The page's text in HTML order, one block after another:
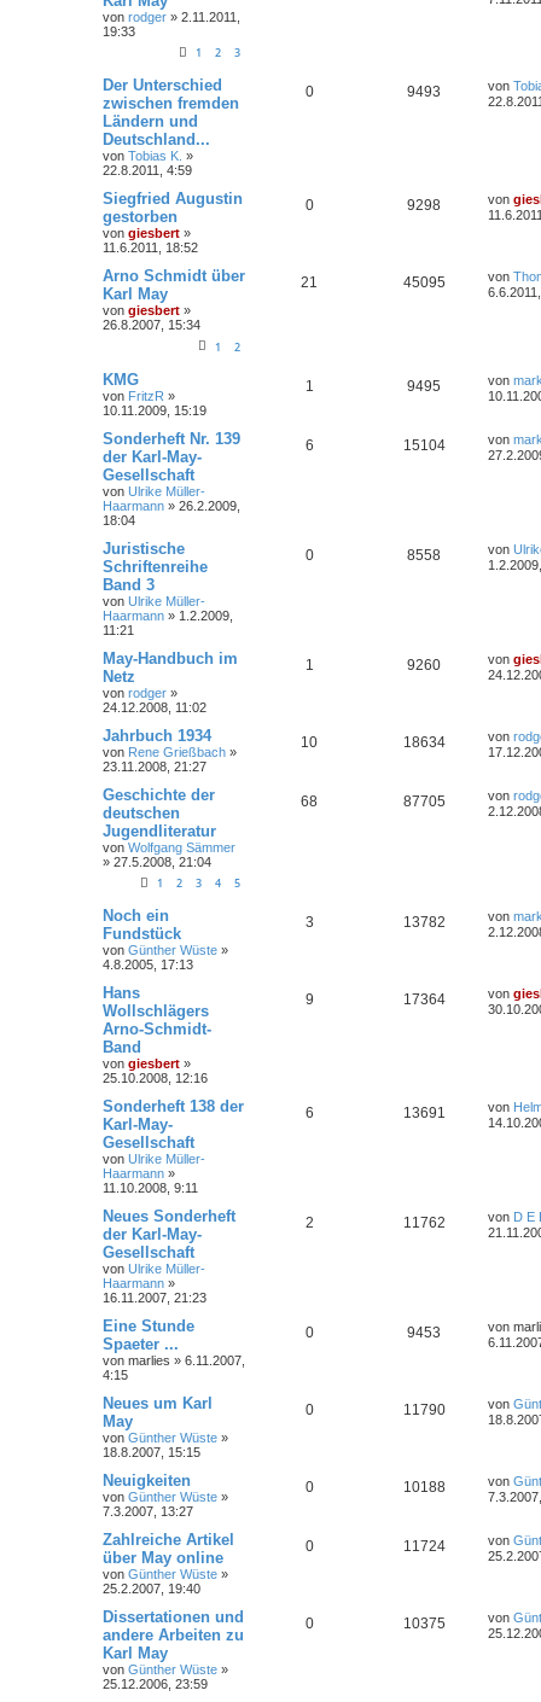
von rodger » 2.11.2011,
19:33
1 2 3
Der Unterschied
zwischen fremden
Ländern und
Deutschland...
von Tobias K. »
22.8.2011, 4:59
0 9493 von
Siegfried Augustin
gestorben
von giesbert »
11.6.2011, 18:52
0 9298 von
Arno Schmidt über
Karl May
von giesbert »
26.8.2007, 15:34
1 2
21 45095 von
KMG
von FritzR »
10.11.2009, 15:19
1 9495 von
Sonderheft Nr. 139
der Karl-May-
Gesellschaft
von Ulrike Müller-
Haarmann » 26.2.2009,
18:04
6 15104 von
Juristische
Schriftenreihe
Band 3
von Ulrike Müller-
Haarmann » 1.2.2009,
11:21
0 8558 von
May-Handbuch im
Netz
von rodger »
24.12.2008, 11:02
1 9260 von
Jahrbuch 1934
von Rene Grießbach »
23.11.2008, 21:27
10 18634 von
Geschichte der
deutschen
Jugendliteratur
von Wolfgang Sämmer
» 27.5.2008, 21:04
1 2 3 4 5
68 87705 von
Noch ein
Fundstück
von Günther Wüste »
4.8.2005, 17:13
3 13782 von
Hans
Wollschlägers
Arno-Schmidt-
Band
von giesbert »
25.10.2008, 12:16
9 17364 von
Sonderheft 138 der
Karl-May-
Gesellschaft
von Ulrike Müller-
Haarmann »
11.10.2008, 9:11
6 13691 von
Neues Sonderheft
der Karl-May-
Gesellschaft
von Ulrike Müller-
Haarmann »
16.11.2007, 21:23
2 11762 von D E
Eine Stunde
Spaeter ...
von marlies » 6.11.2007,
4:15
0 9453 von
Neues um Karl
May
von Günther Wüste »
18.8.2007, 15:15
0 11790 von
Neuigkeiten
von Günther Wüste »
7.3.2007, 13:27
0 10188 von
Zahlreiche Artikel
über May online
von Günther Wüste »
25.2.2007, 19:40
0 11724 von
Dissertationen und
andere Arbeiten zu
Karl May
von Günther Wüste »
25.12.2006, 23:59
0 10375 von